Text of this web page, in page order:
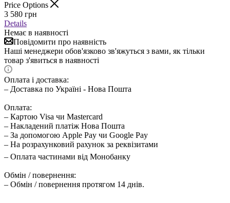
Price Options
3 580 грн
Details
Немає в наявності
Повідомити про наявність
Наші менеджери обов'язково зв'яжуться з вами, як тільки
товар з'явиться в наявності
Оплата і доставка:
– Доставка по Україні - Нова Пошта
Оплата:
– Картою Visa чи Mastercard
– Накладений платіж Нова Пошта
– За допомогою Apple Pay чи Google Pay
– На розрахунковий рахунок за реквізитами
– Оплата частинами від Монобанку
Обмін / повернення:
– Обмін / повернення протягом 14 днів.